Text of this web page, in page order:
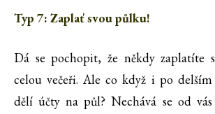
Typ 7: Zaplať svou půlku!
Dá se pochopit, že někdy zaplatíte
celou večeři. Ale co když i po delším
dělí účty na půl? Nechává se od vás